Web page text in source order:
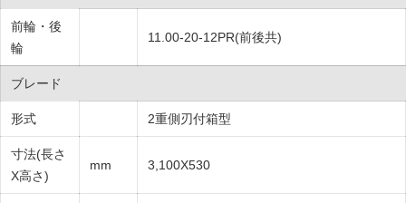
前輪・後
輪
11.00-20-12PR(前後共)
ブレード
形式 2重側刃付箱型
寸法(長さ
X高さ)
mm 3,100X530